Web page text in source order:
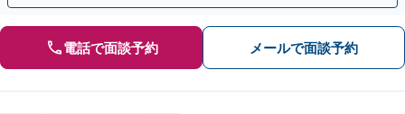
電話で面談予約 メールで面談予約